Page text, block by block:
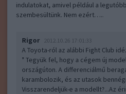
indulatokat, amivel például a
szembesültünk. Nem ezért…..
Rigor 2012.10.26 17:01:33
A Toyota-ról az alábbi Fight Club
" Tegyük fel, hogy a cégem új
országúton. A differenciálmű
karambolozik, és az utasok
Visszarendeljük-e a modellt?...Az